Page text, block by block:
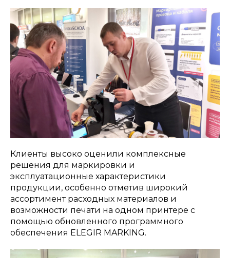
Клиенты высоко оценили комплексные
решения для маркировки и
эксплуатационные характеристики
продукции, особенно отметив широкий
ассортимент расходных материалов и
возможности печати на одном принтере с
помощью обновленного программного
обеспечения ELEGIR MARKING.